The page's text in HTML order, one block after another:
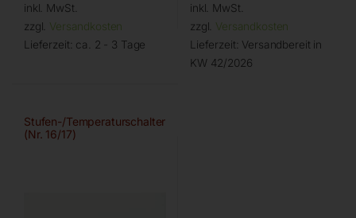
inkl. MwSt.
zzgl. Versandkosten
Lieferzeit: ca. 2 - 3 Tage
inkl. MwSt.
zzgl. Versandkosten
Lieferzeit: Versandbereit in
KW 42/2026
Stufen-/Temperaturschalter
(Nr. 16/17)